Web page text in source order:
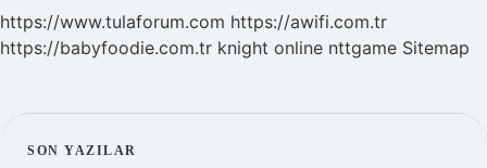
https://www.tulaforum.com https://awifi.com.tr
https://babyfoodie.com.tr knight online nttgame Sitemap
SON YAZILAR